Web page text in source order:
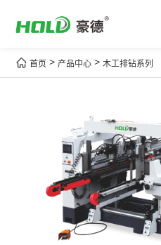
首页 > 产品中心 >木工排钻系列